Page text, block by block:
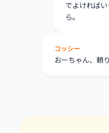
でよければ
ら。
コッシー
おーちゃん、頼